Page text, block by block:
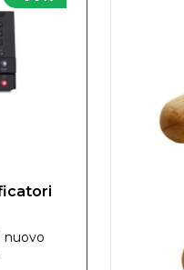
nuovo